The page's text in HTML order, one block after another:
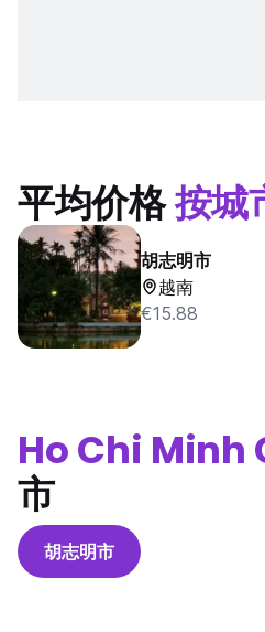
平均价格按城
胡志明市
越南
€15.88
Ho Chi Minh
市
胡志明市